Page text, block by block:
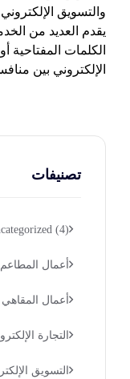
والتسويق
يقدم العديد من
الكلمات
الإلكتروني بين
تصنيفات
(4)
أعمال
أعمال
التجارة
التسويق